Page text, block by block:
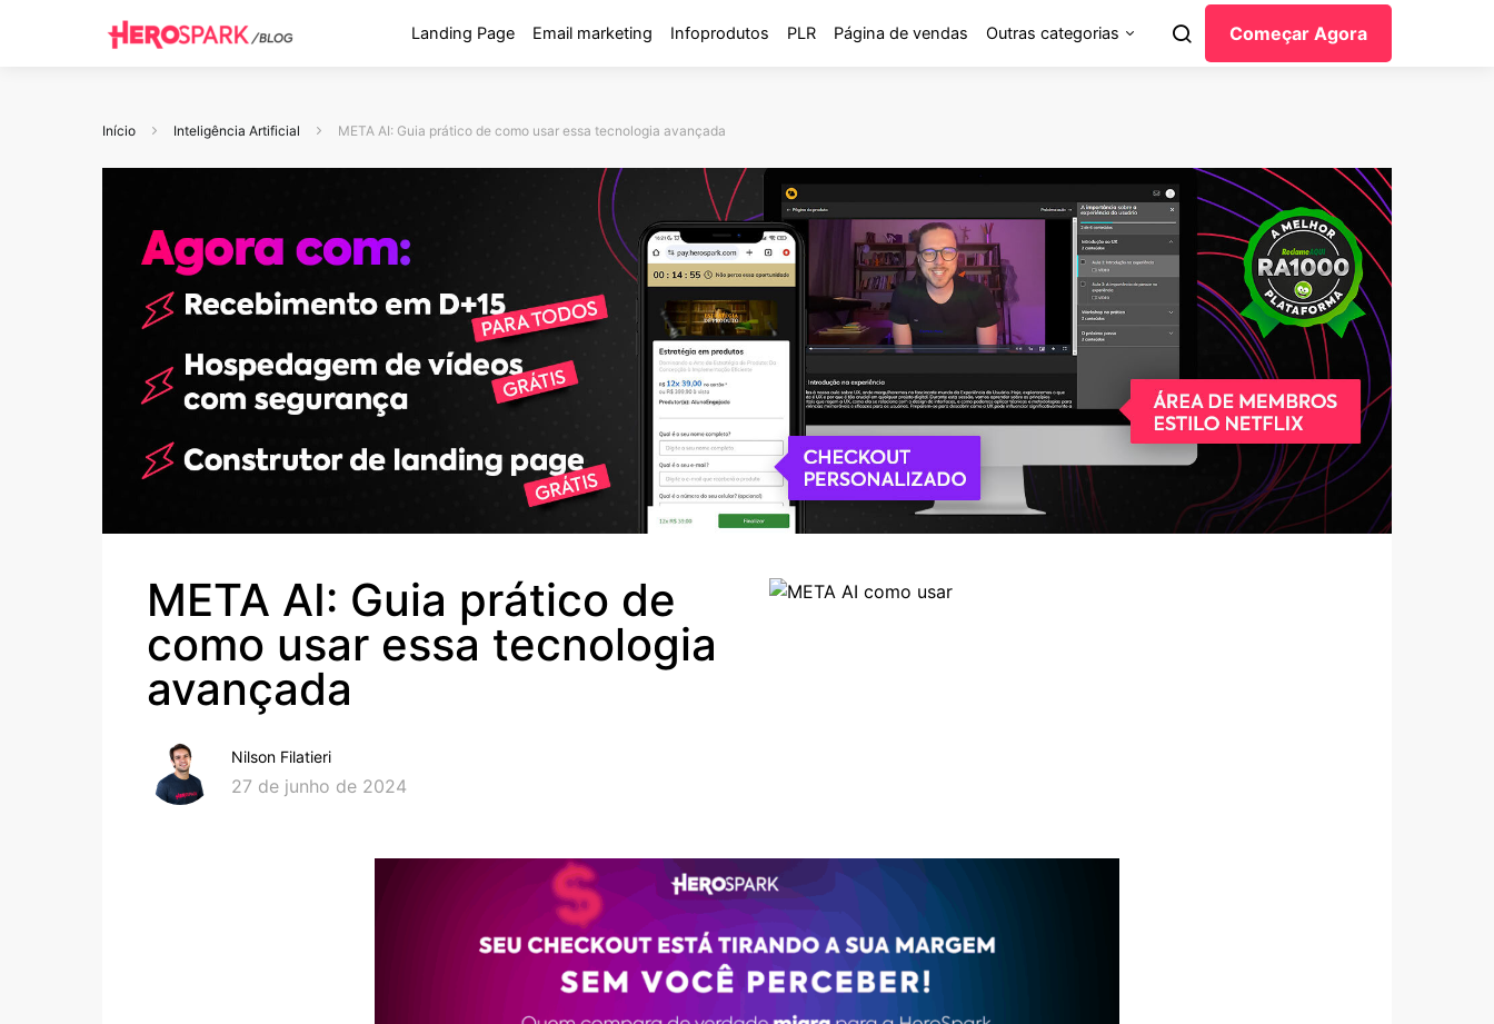
Landing Page Email marketing Infoprodutos PLR Página de vendas Outras categorias Começar Agora
Início Inteligência Artificial META AI: Guia prático de como usar essa tecnologia avançada
META AI: Guia prático de
como usar essa tecnologia
avançada
Nilson Filatieri
27 de junho de 2024